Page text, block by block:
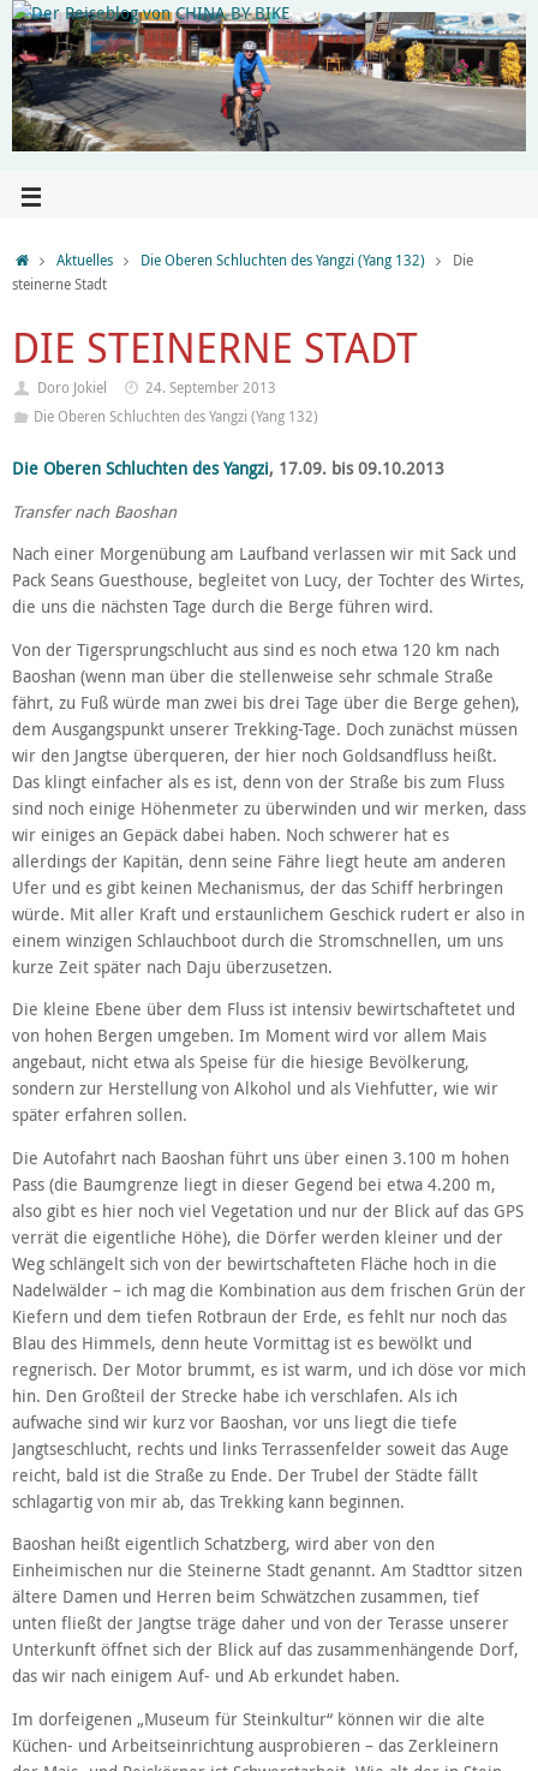
Aktuelles Die Oberen Schluchten des Yangzi (Yang 132)
Die
steinerne Stadt
DIE STEINERNE STADT
Doro Jokiel
24. September 2013
Die Oberen Schluchten des Yangzi (Yang 132)
Die Oberen Schluchten des Yangzi, 17.09. bis 09.10.2013
Transfer nach Baoshan
Nach einer Morgenübung am Laufband verlassen wir mit Sack und
Pack Seans Guesthouse, begleitet von Lucy, der Tochter des Wirtes,
die uns die nächsten Tage durch die Berge führen wird.
Von der Tigersprungschlucht aus sind es noch etwa 120 km nach
Baoshan (wenn man über die stellenweise sehr schmale Straße
fährt, zu Fuß würde man zwei bis drei Tage über die Berge gehen),
dem Ausgangspunkt unserer Trekking-Tage. Doch zunächst müssen
wir den Jangtse überqueren, der hier noch Goldsandfluss heißt.
Das klingt einfacher als es ist, denn von der Straße bis zum Fluss
sind noch einige Höhenmeter zu überwinden und wir merken, dass
wir einiges an Gepäck dabei haben. Noch schwerer hat es
allerdings der Kapitän, denn seine Fähre liegt heute am anderen
Ufer und es gibt keinen Mechanismus, der das Schiff herbringen
würde. Mit aller Kraft und erstaunlichem Geschick rudert er also in
einem winzigen Schlauchboot durch die Stromschnellen, um uns
kurze Zeit später nach Daju überzusetzen.
Die kleine Ebene über dem Fluss ist intensiv bewirtschaftetet und
von hohen Bergen umgeben. Im Moment wird vor allem Mais
angebaut, nicht etwa als Speise für die hiesige Bevölkerung,
sondern zur Herstellung von Alkohol und als Viehfutter, wie wir
später erfahren sollen.
Die Autofahrt nach Baoshan führt uns über einen 3.100 m hohen
Pass (die Baumgrenze liegt in dieser Gegend bei etwa 4.200 m,
also gibt es hier noch viel Vegetation und nur der Blick auf das GPS
verrät die eigentliche Höhe), die Dörfer werden kleiner und der
Weg schlängelt sich von der bewirtschafteten Fläche hoch in die
Nadelwälder – ich mag die Kombination aus dem frischen Grün der
Kiefern und dem tiefen Rotbraun der Erde, es fehlt nur noch das
Blau des Himmels, denn heute Vormittag ist es bewölkt und
regnerisch. Der Motor brummt, es ist warm, und ich döse vor mich
hin. Den Großteil der Strecke habe ich verschlafen. Als ich
aufwache sind wir kurz vor Baoshan, vor uns liegt die tiefe
Jangtseschlucht, rechts und links Terrassenfelder soweit das Auge
reicht, bald ist die Straße zu Ende. Der Trubel der Städte fällt
schlagartig von mir ab, das Trekking kann beginnen.
Baoshan heißt eigentlich Schatzberg, wird aber von den
Einheimischen nur die Steinerne Stadt genannt. Am Stadttor sitzen
ältere Damen und Herren beim Schwätzchen zusammen, tief
unten fließt der Jangtse träge daher und von der Terasse unserer
Unterkunft öffnet sich der Blick auf das zusammenhängende Dorf,
das wir nach einigem Auf- und Ab erkundet haben.
Im dorfeigenen „Museum für Steinkultur“ können wir die alte
Küchen- und Arbeitseinrichtung ausprobieren – das Zerkleinern